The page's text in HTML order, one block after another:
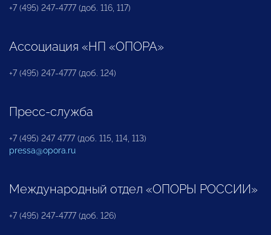
+7 (495) 247-4777 (доб. 116, 117)
Ассоциация «НП «ОПОРА»
+7 (495) 247-4777 (доб. 124)
Пресс-служба
+7 (495) 247 4777 (доб. 115, 114, 113)
pressa@opora.ru
Международный отдел «ОПОРЫ РОССИИ»
+7 (495) 247-4777 (доб. 126)